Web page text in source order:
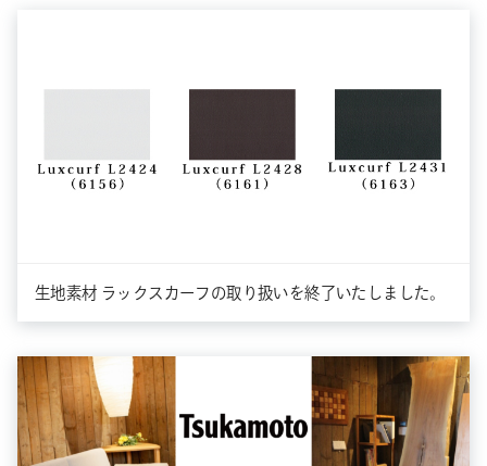
生地素材 ラックスカーフの取り扱いを終了いたしました。